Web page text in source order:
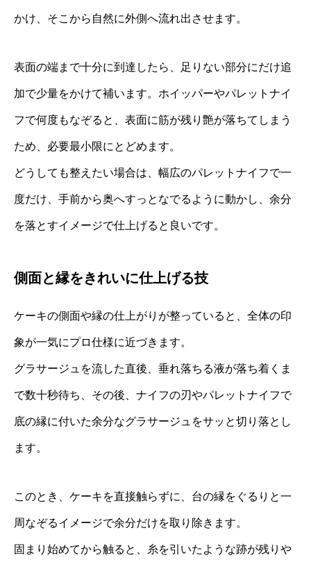
かけ、そこから自然に外側へ流れ出させます。
表面の端まで十分に到達したら、足りない部分にだけ追
加で少量をかけて補います。ホイッパーやパレットナイ
フで何度もなぞると、表面に筋が残り艶が落ちてしまう
ため、必要最小限にとどめます。
どうしても整えたい場合は、幅広のパレットナイフで一
度だけ、手前から奥へすっとなでるように動かし、余分
を落とすイメージで仕上げると良いです。
側面と縁をきれいに仕上げる技
ケーキの側面や縁の仕上がりが整っていると、全体の印
象が一気にプロ仕様に近づきます。
グラサージュを流した直後、垂れ落ちる液が落ち着くま
で数十秒待ち、その後、ナイフの刃やパレットナイフで
底の縁に付いた余分なグラサージュをサッと切り落とし
ます。
このとき、ケーキを直接触らずに、台の縁をぐるりと一
周なぞるイメージで余分だけを取り除きます。
固まり始めてから触ると、糸を引いたような跡が残りや